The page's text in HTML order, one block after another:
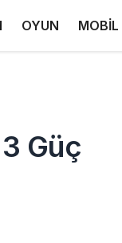
OYUN MOBİL
Güç